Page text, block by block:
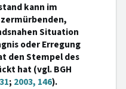
kann im
Situation
oder Erregung
den Stempel des
hat (vgl. BGH
; 2003, 146).